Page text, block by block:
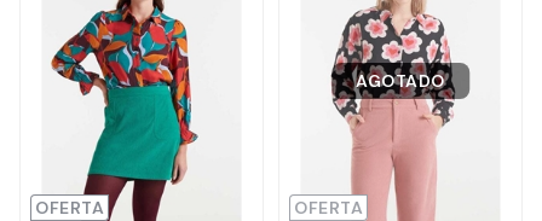
OFERTA OFERTA
AGOTADO